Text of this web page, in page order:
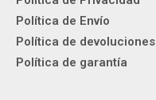
Política de Envío
Política de devoluciones
Política de garantía